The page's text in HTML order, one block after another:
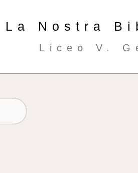
La Nostra
Liceo V.